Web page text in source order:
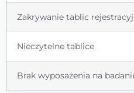
Zakrywanie tablic
Nieczytelne tablice
Brak wyposażenia na